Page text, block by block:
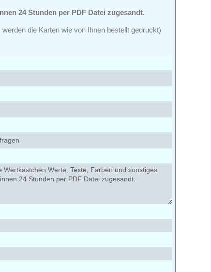
24 Stunden per PDF Datei zugesandt.
die Karten wie von Ihnen bestellt gedruckt)